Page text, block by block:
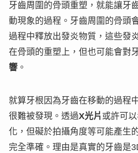
牙齒周圍的骨頭重塑，就能讓牙
動現象的過程。牙齒周圍的骨頭
過程中釋放出發炎物質 ，這些發
在骨頭的重塑上，但也可能會對
響。
就算牙根因為牙齒在移動的過程
很難被發現。透過X光片 或許可
化，但礙於拍攝角度等可能產生
完全準確。理由是真實的牙齒是